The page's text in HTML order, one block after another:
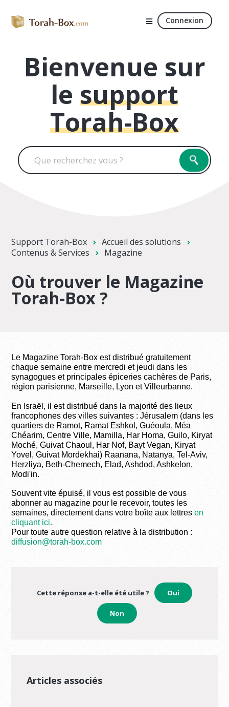
Connexion
Bienvenue sur
le support
Torah-Box
Support Torah-Box
Accueil des solutions
Contenus & Services
Magazine
Où trouver le Magazine
Torah-Box ?
Le Magazine Torah-Box est distribué gratuitement
chaque semaine entre mercredi et jeudi dans les
synagogues et principales épiceries cachères de Paris,
région parisienne, Marseille, Lyon et Villeurbanne.
En Israël, il est distribué dans la majorité des lieux
francophonesdes villes suivantes : Jérusalem (dans les
quartiers de Ramot, Ramat Eshkol, Guéoula, Méa
Chéarim, Centre Ville, Mamilla, Har Homa, Guilo, Kiryat
Moché, Guivat Chaoul, Har Nof, Bayt Vegan, Kiryat
Yovel, Guivat Mordekhai) Raanana, Natanya, Tel-Aviv,
Herzliya, Beth-Chemech, Elad, Ashdod, Ashkelon,
Modi'in.
Souvent vite épuisé, il vous est possible de vous
abonner au magazine pour le recevoir, toutes les
semaines, directement dans votre boîte aux lettresen
cliquant ici.
Pour toute autre question relative à la distribution :
diffusion@torah-box.com
Cette réponse a-t-elle été utile ? Oui
Non
Articles associés